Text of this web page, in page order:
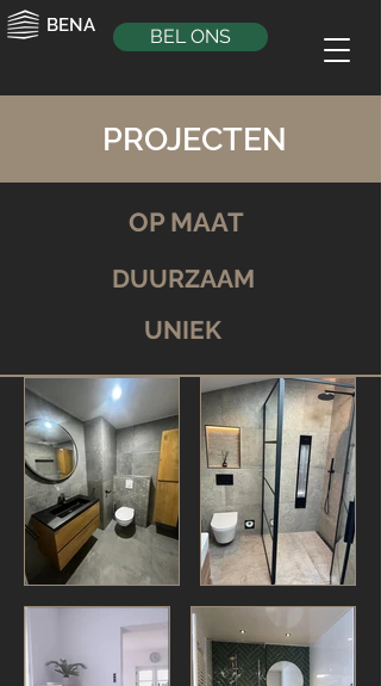
BENA BEL ONS
PROJECTEN
OP MAAT
DUURZAAM
UNIEK